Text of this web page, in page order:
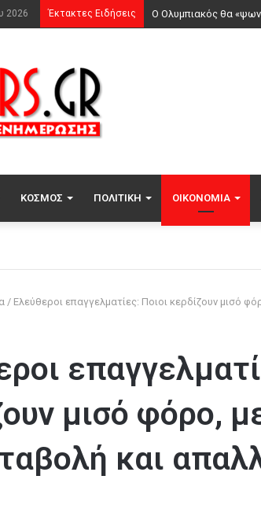
2026 Έκτακτες Ειδήσεις Μαρία Σάκκαρη:
ΚΌΣΜΟΣ ΠΟΛΙΤΙΚΉ ΟΙΚΟΝΟΜΊΑ
/ Ελεύθεροι επαγγελματίες: Ποιοι κερδίζουν μισό
μισό φόρο,
και